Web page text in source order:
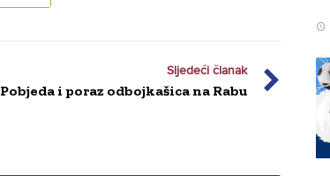
Sljedeći članak
Pobjeda i poraz odbojkašica na Rabu